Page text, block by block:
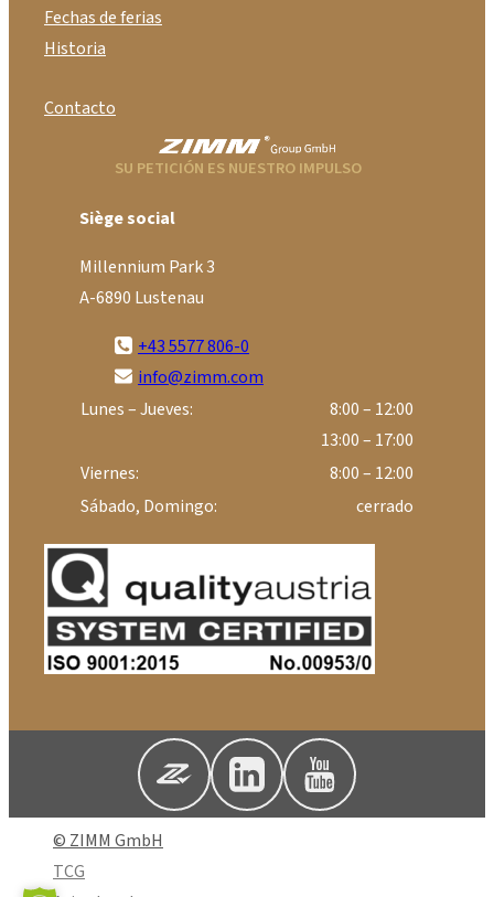
Fechas de ferias
Historia
Contacto
SU PETICIÓN ES NUESTRO IMPULSO
Siège social
Millennium Park 3
A-6890 Lustenau
+43 5577 806-0
info@zimm.com
Lunes – Jueves:
8:00 – 12:00
13:00 – 17:00
Viernes:
8:00 – 12:00
Sábado, Domingo:
cerrado
© ZIMM GmbH
TCG